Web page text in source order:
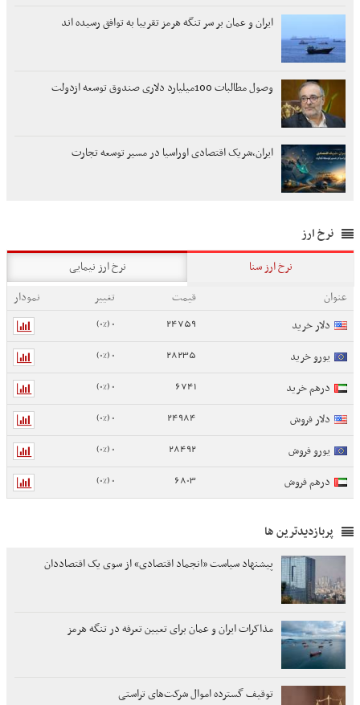
ایران و عمان بر سر تنگه هرمز تقریبا به توافق رسیده اند
وصول مطالبات 100میلیارد دلاری صندوق توسعه ازدولت
ایران،شریک اقتصادی اوراسیا در مسیر توسعه تجارت
نرخ ارز
نرخ ارز سنا
نرخ ارز نیمایی
عنوان
قیمت تغییر
نمودار
دلار خرید
24759
0 (0%)
یورو خرید 28235
0 (0%)
درهم خرید 6741
0 (0%)
دلار فروش 24984
0 (0%)
یورو فروش 28492
0 (0%)
درهم فروش 6803
0 (0%)
پربازدیدترین ها
پیشنهاد سیاست «انجماد اقتصادی» از سوی یک اقتصاددان
مذاکرات ایران و عمان برای تعیین تعرفه در تنگه هرمز
توقیف گسترده اموال شرکت‌های تراستی